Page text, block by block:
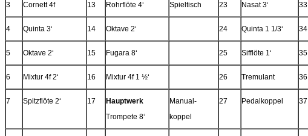
3 Cornett 4f 13 Rohrflöte 4‘ Spieltisch 23 Nasat 3‘ 33
4 Quinta 3‘ 14 Oktave 2‘ 24 Quinta 1 1/3‘ 34
5 Oktave 2‘ 15 Fugara 8‘ 25 Sifflöte 1‘ 35
6 Mixtur 4f 2‘ 16 Mixtur 4f 1 ½‘ 26 Tremulant 36
7 Spitzflöte 2‘ 17
Hauptwerk
Trompete 8‘
Manual-
koppel
27 Pedalkoppel 37